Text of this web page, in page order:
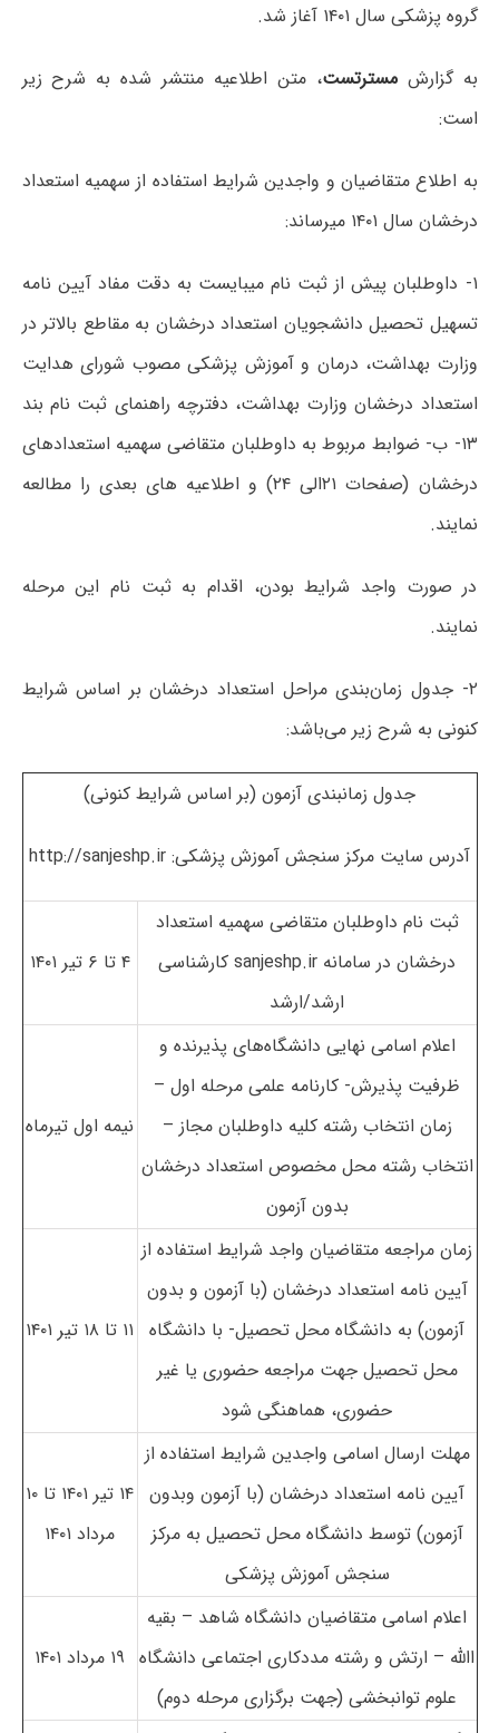
گروه پزشکی سال ۱۴۰۱ آغاز شد.
به گزارشمسترتست، متن اطلاعیه منتشر شده به شرح زیر
است:
به اطلاع متقاضیان و واجدین شرایط استفاده از سهمیه استعداد
درخشان سال ۱۴۰۱ میرساند:
۱- داوطلبان پیش از ثبت نام میبایست به دقت مفاد آیین نامه
تسهیل تحصیل دانشجویان استعداد درخشان به مقاطع بالاتر در
وزارت بهداشت، درمان و آموزش پزشکی مصوب شورای هدایت
استعداد درخشان وزارت بهداشت، دفترچه راهنمای ثبت نام بند
۱۳- ب- ضوابط مربوط به داوطلبان متقاضی سهمیه استعدادهای
درخشان (صفحات ۲۱الی ۲۴) و اطلاعیه های بعدی را مطالعه
نمایند.
در صورت واجد شرایط بودن، اقدام به ثبت نام این مرحله
نمایند.
۲- جدول زمان‌بندی مراحل استعداد درخشان بر اساس شرایط
کنونی به شرح زیر می‌باشد:
جدول زمانبندی آزمون (بر اساس شرایط کنونی)
آدرس سایت مرکز سنجش آموزش پزشکی: http://sanjeshp.ir
ثبت نام داوطلبان متقاضی سهمیه استعداد
درخشان در سامانه sanjeshp.ir کارشناسی
ارشد/ارشد
۴ تا ۶ تیر ۱۴۰۱
اعلام اسامی نهایی دانشگاه‌های پذیرنده و
ظرفیت پذیرش- کارنامه علمی مرحله اول –
زمان انتخاب رشته کلیه داوطلبان مجاز –
انتخاب رشته محل مخصوص استعداد درخشان
بدون آزمون
نیمه اول تیرماه
زمان مراجعه متقاضیان واجد شرایط استفاده از
آیین نامه استعداد درخشان (با آزمون و بدون
آزمون) به دانشگاه محل تحصیل- با دانشگاه
محل تحصیل جهت مراجعه حضوری یا غیر
حضوری، هماهنگی شود
۱۱ تا ۱۸ تیر ۱۴۰۱
مهلت ارسال اسامی واجدین شرایط استفاده از
آیین نامه استعداد درخشان (با آزمون وبدون
آزمون) توسط دانشگاه محل تحصیل به مرکز
سنجش آموزش پزشکی
۱۴ تیر ۱۴۰۱ تا ۱۰
مرداد ۱۴۰۱
اعلام اسامی متقاضیان دانشگاه شاهد – بقیه
االله – ارتش و رشته مددکاری اجتماعی دانشگاه
علوم توانبخشی (جهت برگزاری مرحله دوم)
۱۹ مرداد ۱۴۰۱